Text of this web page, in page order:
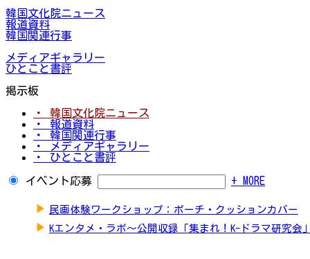
韓国文化院ニュース
報道資料
韓国関連行事
メディアギャラリー
ひとこと書評
掲示板
・ 韓国文化院ニュース
・ 報道資料
・ 韓国関連行事
・ メディアギャラリー
・ ひとこと書評
イベント応募 + MORE
▶ 民画体験ワークショップ：ポーチ・クッションカバー
▶ Kエンタメ・ラボ～公開収録「集まれ！K-ドラマ研究会